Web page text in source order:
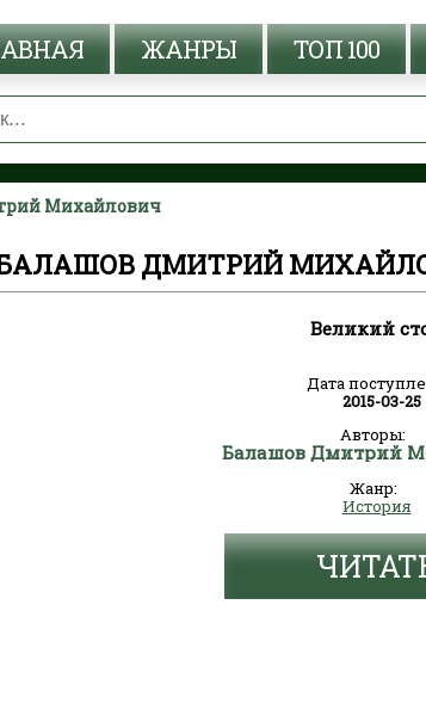
ЖАНРЫ ТОП 100
Михайлович
ДМИТРИЙ
Великий
Дата
2015-03-25
Авторы:
Балашов Дмитрий
Жанр:
История